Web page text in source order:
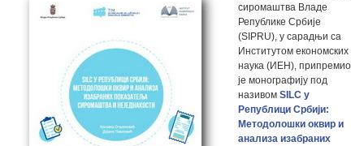
сиромаштва Владе
Републике Србије
(SIPRU), у сарадњи са
Институтом економских
наука (ИЕН), припремио
је монографију под
називомSILC у
Републици Србији:
Методолошки оквир и
анализа изабраних